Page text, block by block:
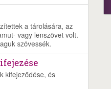
a tárolására, az
vagy lenszövet volt.
szövessék.
kifejeződése, és